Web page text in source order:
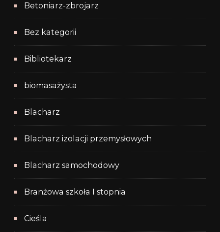
Betoniarz-zbrojarz
Bez kategorii
Bibliotekarz
biomasażysta
Blacharz
Blacharz izolacji przemysłowych
Blacharz samochodowy
Branżowa szkoła I stopnia
Cieśla